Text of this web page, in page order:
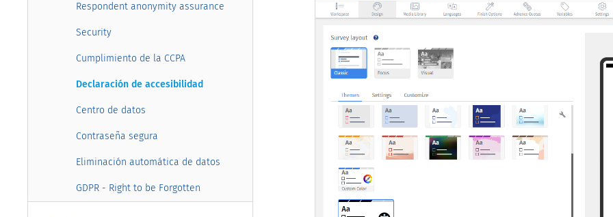
Respondent anonymity assurance
Security
Cumplimiento de la CCPA
Declaración de accesibilidad
Centro de datos
Contraseña segura
Eliminación automática de datos
GDPR - Right to be Forgotten